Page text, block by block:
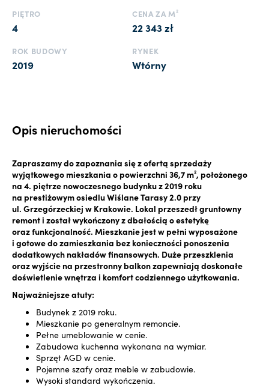
PIĘTRO
4
CENA ZA M²
22 343 zł
ROK BUDOWY
2019
RYNEK
Wtórny
Opis nieruchomości
Zapraszamy do zapoznania się z ofertą sprzedaży
wyjątkowego mieszkania o powierzchni 36,7 m², położonego
na 4. piętrze nowoczesnego budynku z 2019 roku
na prestiżowym osiedlu Wiślane Tarasy 2.0 przy
ul. Grzegórzeckiej w Krakowie. Lokal przeszedł gruntowny
remont i został wykończony z dbałością o estetykę
oraz funkcjonalność. Mieszkanie jest w pełni wyposażone
i gotowe do zamieszkania bez konieczności ponoszenia
dodatkowych nakładów finansowych. Duże przeszklenia
oraz wyjście na przestronny balkon zapewniają doskonałe
doświetlenie wnętrza i komfort codziennego użytkowania.
Najważniejsze atuty:
Budynek z 2019 roku.
Mieszkanie po generalnym remoncie.
Pełne umeblowanie w cenie.
Zabudowa kuchenna wykonana na wymiar.
Sprzęt AGD w cenie.
Pojemne szafy oraz meble w zabudowie.
Wysoki standard wykończenia.